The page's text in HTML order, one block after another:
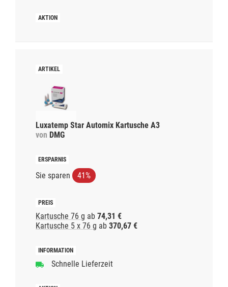
Luxatemp Star Automix Kartusche A3
von DMG
Sie sparen 41%
Kartusche 76 g ab 74,31 €
Kartusche 5 x 76 g ab 370,67 €
Schnelle Lieferzeit